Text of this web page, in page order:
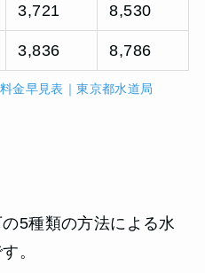
3,721 8,530
3,836 8,786
金早見表｜東京都水道局
5種類の方法による水
。